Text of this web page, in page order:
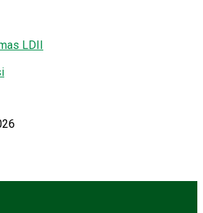
LDII